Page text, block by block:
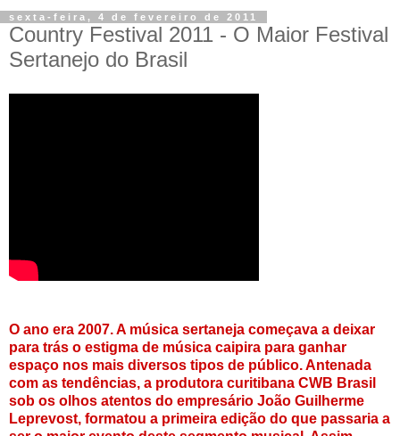
sexta-feira, 4 de fevereiro de 2011
Country Festival 2011 - O Maior Festival
Sertanejo do Brasil
O ano era 2007. A música sertaneja começava a deixar
para trás o estigma de música caipira para ganhar
espaço nos mais diversos tipos de público. Antenada
com as tendências, a produtora curitibana CWB Brasil
sob os olhos atentos do empresário João Guilherme
Leprevost, formatou a primeira edição do que passaria a